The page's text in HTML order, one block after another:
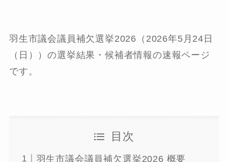
羽生市議会議員補欠選挙2026（2026年5月24日
（日））の選挙結果・候補者情報の速報ページ
です。
目次
羽生市議会議員補欠選挙2026 概要